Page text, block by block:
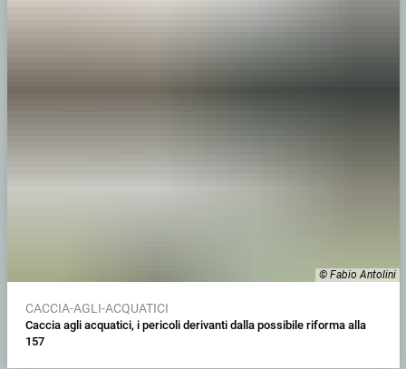
© Fabio Antolini
CACCIA-AGLI-ACQUATICI
Caccia agli acquatici, i pericoli derivanti dalla possibile riforma alla
157